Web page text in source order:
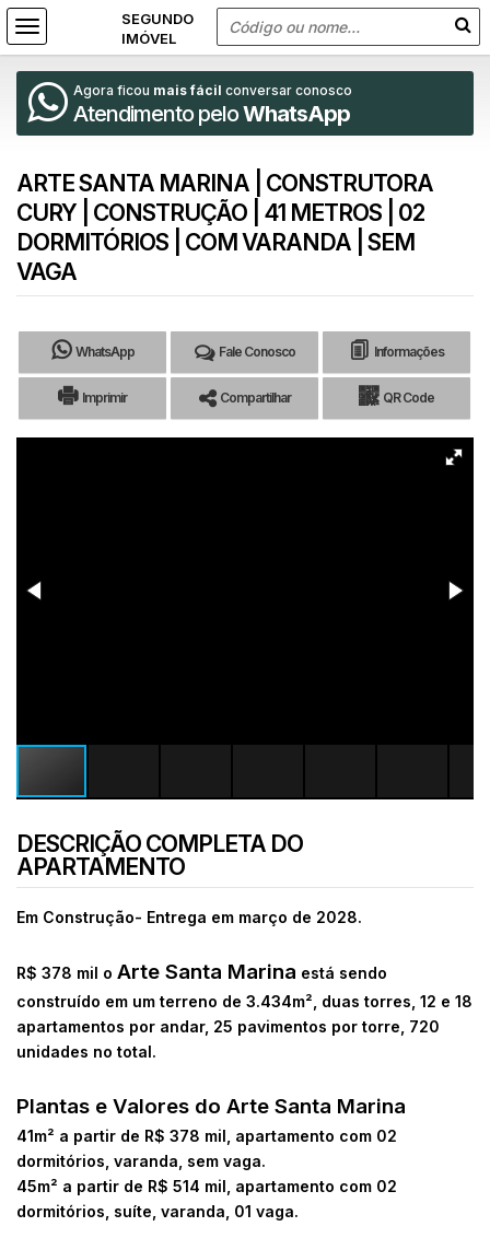
Agora ficou mais fácil conversar conosco
Atendimento peloWhatsApp
ARTE SANTA MARINA | CONSTRUTORA
CURY | CONSTRUÇÃO | 41 METROS | 02
DORMITÓRIOS | COM VARANDA | SEM
VAGA
WhatsApp Fale Conosco Informações
Imprimir Compartilhar QR Code
DESCRIÇÃO COMPLETA DO
APARTAMENTO
Em Construção- Entrega em março de 2028.
R$ 378 mil o Arte Santa Marina está sendo
construído em um terreno de 3.434m², duas torres, 12 e 18
apartamentos por andar, 25 pavimentos por torre, 720
unidades no total.
Plantas e Valores do Arte Santa Marina
41m² a partir de R$ 378 mil, apartamento com 02
dormitórios, varanda, sem vaga.
45m² a partir de R$ 514 mil, apartamento com 02
dormitórios, suíte, varanda, 01 vaga.